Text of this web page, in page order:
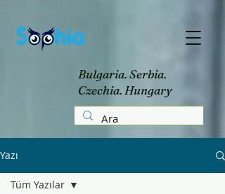
Bulgaria. Serbia.
Czechia. Hungary
Yazı
Tüm Yazılar